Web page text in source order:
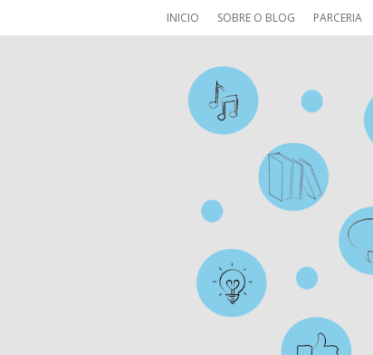
INICIO SOBRE O BLOG PARCERIA